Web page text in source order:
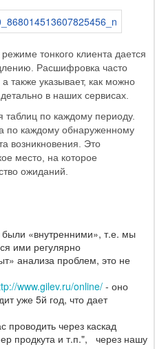
тонкого клиента дается
Расшифровка часто
также указывает, как можно
в наших сервисах.
по каждому периоду.
по каждому обнаруженному
возникновения. Это
место, на которое
ожиданий.
«внутренними», т.е. мы
ими регулярно
анализа проблем, это не
www.gilev.ru/online/ - оно
уже 5й год, что дает
через каскад
продкута и т.п.", через нашу